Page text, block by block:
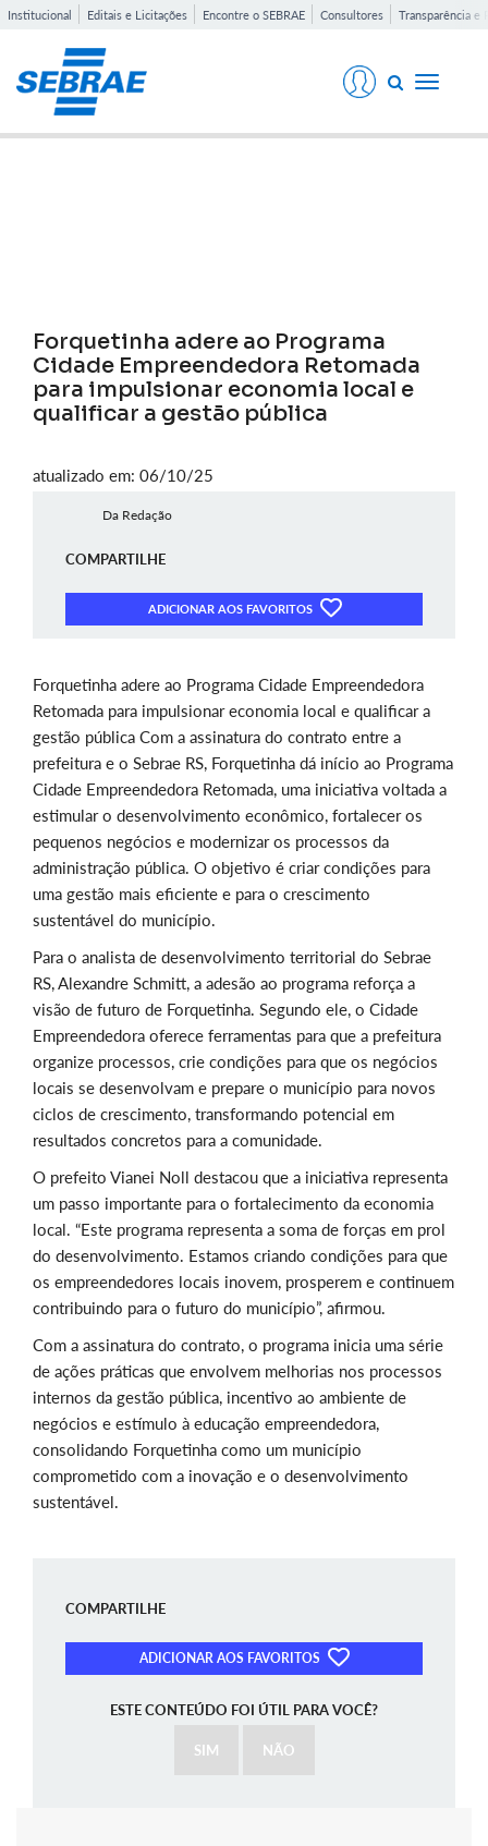
Institucional Editais e Licitações Encontre o SEBRAE Consultores Transparência e
Toggle
Forquetinha adere ao Programa
Cidade Empreendedora Retomada
para impulsionar economia local e
qualificar a gestão pública
atualizado em: 06/10/25
Da Redação
COMPARTILHE
ADICIONAR AOS FAVORITOS
Forquetinha adere ao Programa Cidade Empreendedora
Retomada para impulsionar economia local e qualificar a
gestão pública Com a assinatura do contrato entre a
prefeitura e o Sebrae RS, Forquetinha dá início ao Programa
Cidade Empreendedora Retomada, uma iniciativa voltada a
estimular o desenvolvimento econômico, fortalecer os
pequenos negócios e modernizar os processos da
administração pública. O objetivo é criar condições para
uma gestão mais eficiente e para o crescimento
sustentável do município.
Para o analista de desenvolvimento territorial do Sebrae
RS, Alexandre Schmitt, a adesão ao programa reforça a
visão de futuro de Forquetinha. Segundo ele, o Cidade
Empreendedora oferece ferramentas para que a prefeitura
organize processos, crie condições para que os negócios
locais se desenvolvam e prepare o município para novos
ciclos de crescimento, transformando potencial em
resultados concretos para a comunidade.
O prefeito Vianei Noll destacou que a iniciativa representa
um passo importante para o fortalecimento da economia
local. “Este programa representa a soma de forças em prol
do desenvolvimento. Estamos criando condições para que
os empreendedores locais inovem, prosperem e continuem
contribuindo para o futuro do município”, afirmou.
Com a assinatura do contrato, o programa inicia uma série
de ações práticas que envolvem melhorias nos processos
internos da gestão pública, incentivo ao ambiente de
negócios e estímulo à educação empreendedora,
consolidando Forquetinha como um município
comprometido com a inovação e o desenvolvimento
sustentável.
COMPARTILHE
ADICIONAR AOS FAVORITOS
ESTE CONTEÚDO FOI ÚTIL PARA VOCÊ?
SIM NÃO